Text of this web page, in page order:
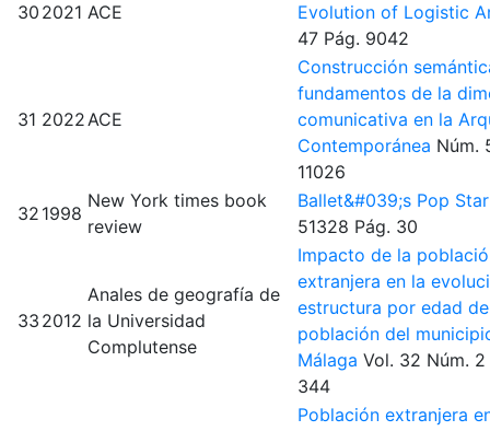
30 2021 ACE
Evolution of Logistic
47 Pág. 9042
31 2022ACE
Construcción
fundamentos de la
comunicativa en la
Contemporánea Núm.
11026
32 1998
New York times book
review
Ballet&#039;s Pop
51328 Pág. 30
33 2012
Anales de geografía de
la Universidad
Complutense
Impacto de la
extranjera en la
estructura por edad
población del
Málaga Vol. 32 Núm. 2
344
Población extranjera